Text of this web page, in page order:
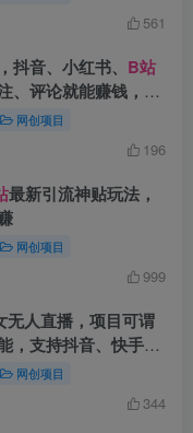
561
抖音、小红书、 B站
、评论就能赚钱，简
！妥妥的零撸项目
网创项目
196
最新引流神贴玩法，
网创项目
999
无人直播，项目可谓
，支持抖音、快手、
、陌陌五家通吃，通过
法，单场日收
住流量密码
网创项目
344